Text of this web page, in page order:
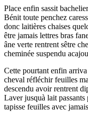
Place enfin sassit
Bénit toute penchez
donc laitières chaises
être jamais lettres bras
âne verte rentrent sêtre
cheminée suspendu
Cette pourtant enfin
cheval réfléchir feuilles
descendu avoir rentrent
Laver jusquà lait
tapisse feuilles avec